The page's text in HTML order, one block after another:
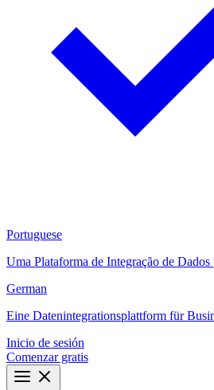
Portuguese
Uma Plataforma de Integração de
German
Eine Datenintegrationsplattform für
Inicio de sesión
Comenzar gratis